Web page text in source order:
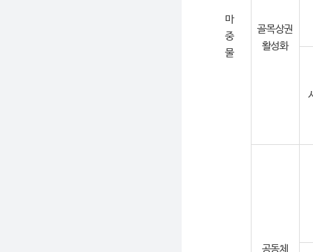
마
중
물
골목상권
활성화
공동체